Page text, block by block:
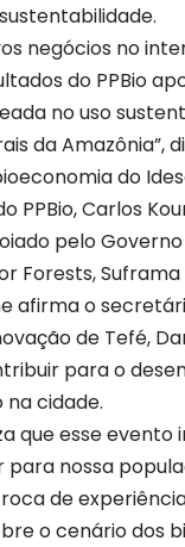
negócios no
do PPBio
no uso
da Amazônia”,
do
PPBio, Carlos
pelo Governo
Forests,
afirma o
de Tefé,
para o
cidade.
que esse evento
nossa
de
o cenário dos